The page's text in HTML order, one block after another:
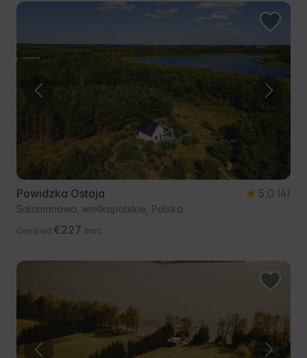
Powidzka Ostoja 5.0 (4)
Salamonowo, wielkopolskie, Polska
Cena od €227 /noc